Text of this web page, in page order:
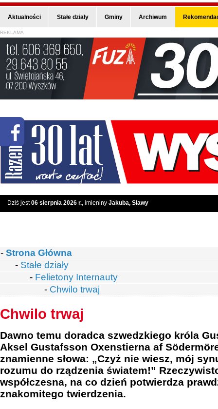
Aktualności Stałe działy Gminy Archiwum
REKLAMA
Dziś jest06 sierpnia 2026 r., imieniny Jakuba, Sławy
- Strona Główna
- Stałe działy
- Felietony Internauty
- Chwilo trwaj
Chwilo trwaj
Dawno temu doradca szwedzkiego króla
Aksel Gustafsson Oxenstierna af
znamienne słowa: „Czyż nie wiesz, mój
rozumu do rządzenia światem!”
współczesna, na co dzień potwierdza
znakomitego twierdzenia.